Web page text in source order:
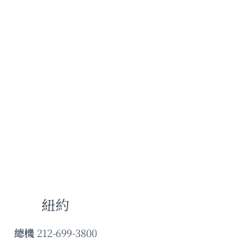
紐約
總機 212-699-3800